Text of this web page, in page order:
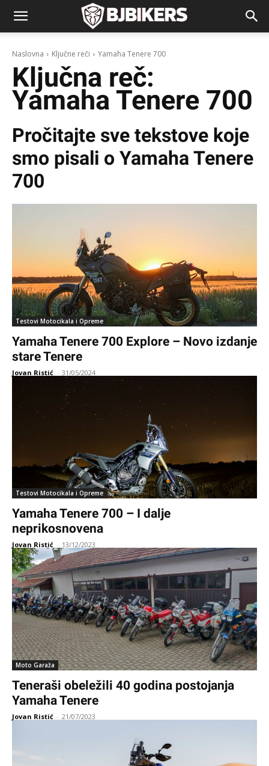
Naslovna Ključne reči Yamaha Tenere 700
Ključna reč:
Yamaha Tenere 700
Pročitajte sve tekstove koje
smo pisali o Yamaha Tenere
700
Testovi Motocikala i Opreme
Yamaha Tenere 700 Explore – Novo izdanje
stare Tenere
Jovan Ristić - 31/05/2024
Testovi Motocikala i Opreme
Yamaha Tenere 700 – I dalje
neprikosnovena
Jovan Ristić - 13/12/2023
Moto Garaža
Teneraši obeležili 40 godina postojanja
Yamaha Tenere
Jovan Ristić - 21/07/2023